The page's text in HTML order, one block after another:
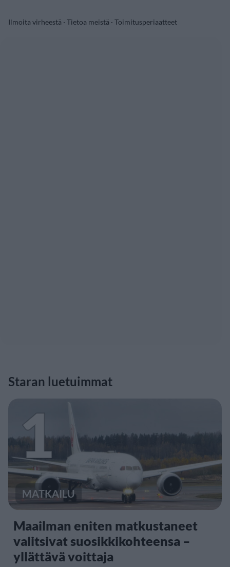
Ilmoita virheestä · Tietoa meistä · Toimitusperiaatteet
Staran luetuimmat
1
MATKAILU
Maailman eniten matkustaneet
valitsivat suosikkikohteensa –
yllättävä voittaja